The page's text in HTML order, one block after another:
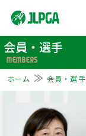
会員・選手
MEMBERS
ホーム 会員・選手